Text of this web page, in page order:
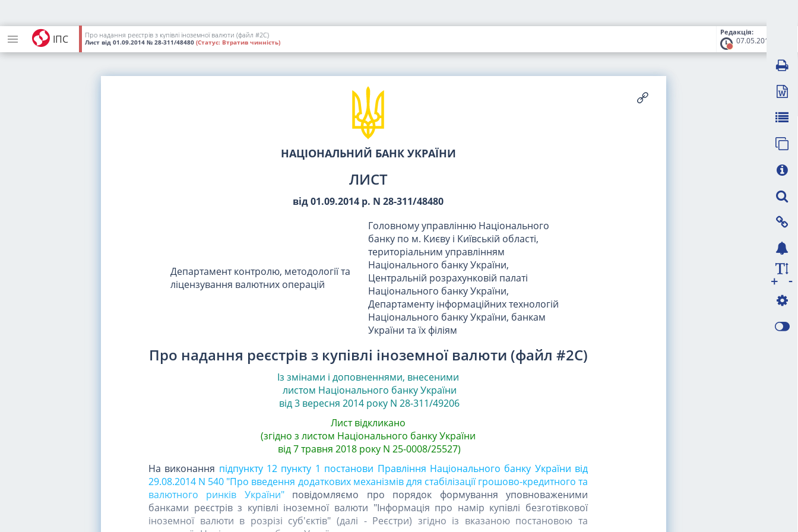
ІПС
Редакція:
07.05.2018
Про надання реєстрів з купівлі іноземної валюти (файл #2C)
Лист від 01.09.2014 № 28-311/48480 (Статус: Втратив чинність)
НАЦІОНАЛЬНИЙ БАНК УКРАЇНИ
ЛИСТ
від 01.09.2014 р. N 28-311/48480
Департамент контролю, методології та
ліцензування валютних операцій
Головному управлінню Національного
банку по м. Києву і Київській області,
територіальним управлінням
Національного банку України,
Центральній розрахунковій палаті
Національного банку України,
Департаменту інформаційних технологій
Національного банку України, банкам
України та їх філіям
Про надання реєстрів з купівлі іноземної валюти (файл #2C)
Із змінами і доповненнями, внесеними
листом Національного банку України
від 3 вересня 2014 року N 28-311/49206
Лист відкликано
(згідно з листом Національного банку України
від 7 травня 2018 року N 25-0008/25527)
На виконання підпункту 12 пункту 1 постанови Правління Національного банку України від
29.08.2014 N 540 "Про введення додаткових механізмів для стабілізації грошово-кредитного та
валютного ринків України"повідомляємо про порядок формування уповноваженими
банками реєстрів з купівлі іноземної валюти "Інформація про намір купівлі безготівкової
іноземної валюти в розрізі суб'єктів" (далі - Реєстри) згідно із вказаною постановою та
-
+